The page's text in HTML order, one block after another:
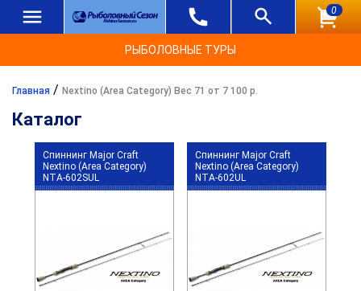
0
РЫБОЛОВНЫЕ ТУРЫ
Главная / Nextino (Area Category) Вес 71 от 7 100 р.
Каталог
Спиннинг Major Craft
Nextino (Area Category)
NTA-602SUL
Спиннинг Major Craft
Nextino (Area Category)
NTA-602UL